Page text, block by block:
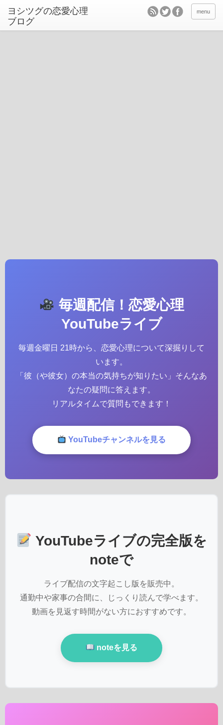
ヨシツグの恋愛心理
ブログ
menu
毎週配信！恋愛心理
YouTubeライブ
毎週金曜日 21時から、恋愛心理について深掘りして
います。
「彼（や彼女）の本当の気持ちが知りたい」そんなあ
なたの疑問に答えます。
リアルタイムで質問もできます！
YouTubeチャンネルを見る
YouTubeライブの完全版を
noteで
ライブ配信の文字起こし版を販売中。
通勤中や家事の合間に、じっくり読んで学べます。
動画を見返す時間がない方におすすめです。
noteを見る